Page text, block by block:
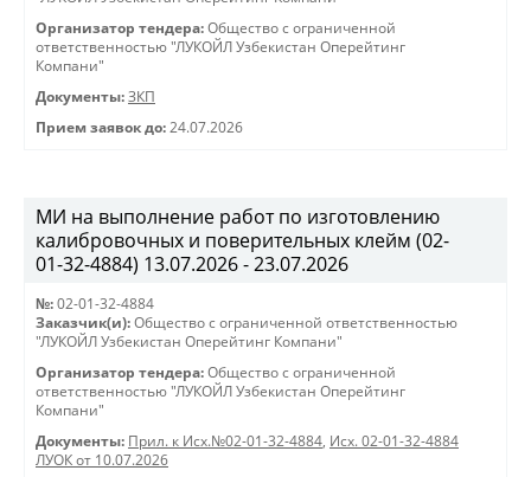
Организатор тендера: Общество с ограниченной
ответственностью "ЛУКОЙЛ Узбекистан Оперейтинг
Компани"
Документы: ЗКП
Прием заявок до: 24.07.2026
МИ на выполнение работ по изготовлению
калибровочных и поверительных клейм (02-
01-32-4884) 13.07.2026 - 23.07.2026
№: 02-01-32-4884
Заказчик(и): Общество с ограниченной ответственностью
"ЛУКОЙЛ Узбекистан Оперейтинг Компани"
Организатор тендера: Общество с ограниченной
ответственностью "ЛУКОЙЛ Узбекистан Оперейтинг
Компани"
Документы: Прил. к Исх.№02-01-32-4884, Исх. 02-01-32-4884
ЛУОК от 10.07.2026